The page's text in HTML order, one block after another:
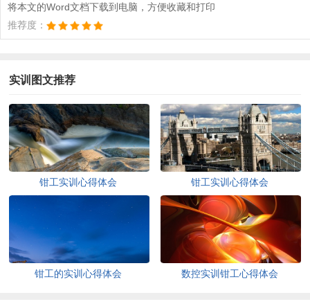
将本文的Word文档下载到电脑，方便收藏和打印
推荐度：
实训图文推荐
钳工实训心得体会 钳工实训心得体会
钳工的实训心得体会 数控实训钳工心得体会